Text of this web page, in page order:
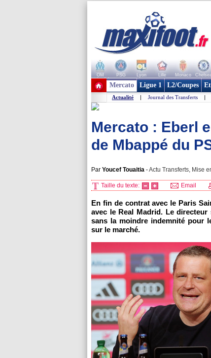
OM PSG Lyon Lille Monaco
+ de clubs
Mercato Ligue 1 L2/Coupes
Actualité | Journal des Transferts |
Mercato : Eberl
de Mbappé du
Par Youcef Touaitia -Actu Transferts, Mise
Taille du texte: Email
En fin de contrat avec le Paris
avec le Real Madrid. Le
sans la moindre indemnité pour
sur le marché.